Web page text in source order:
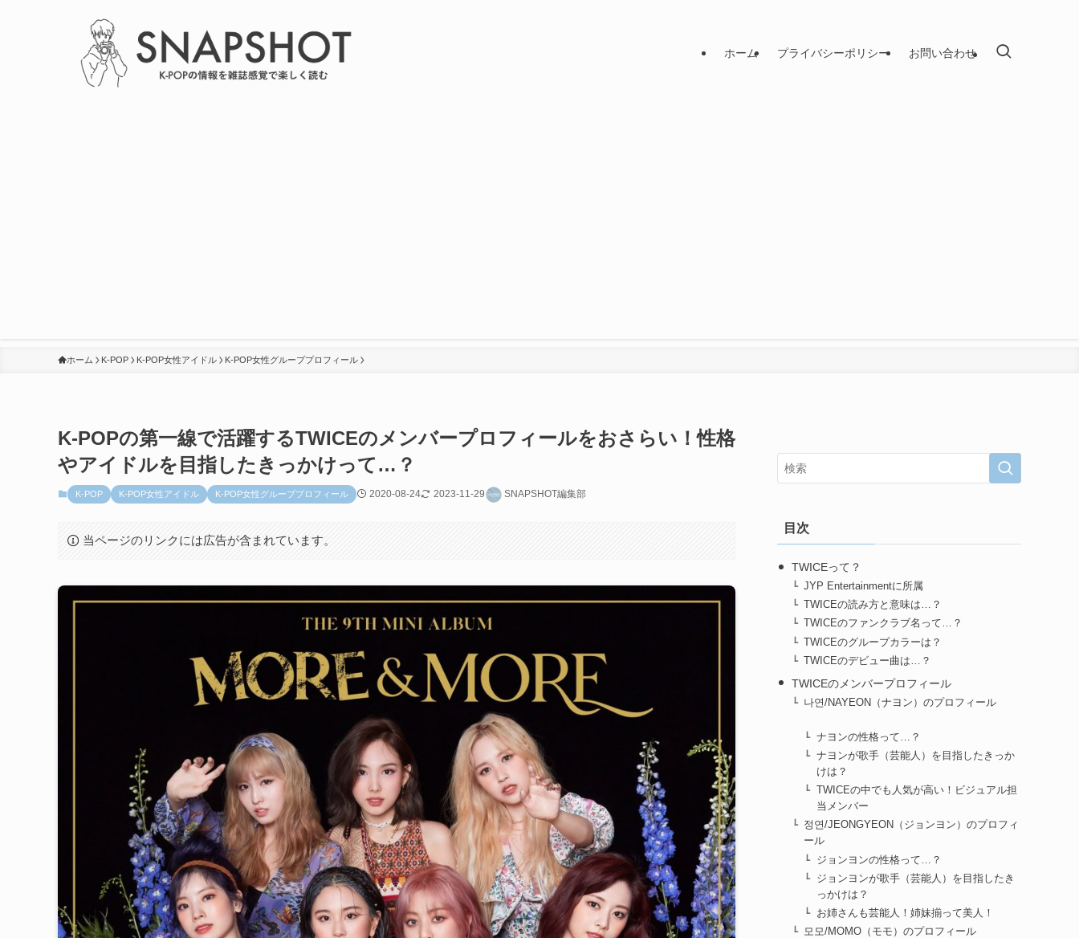
ホーム プライバシーポリシー お問い合わせ
ホーム K-POP K-POP女性アイドル K-POP女性グループプロフィール
K-POPの第一線で活躍するTWICEのメンバープロフィールをおさらい！性格
やアイドルを目指したきっかけって…？
K-POP K-POP女性アイドル K-POP女性グループプロフィール 2020-08-24 2023-11-29 SNAPSHOT編集部
当ページのリンクには広告が含まれています。
目次
TWICEって？
JYP Entertainmentに所属
TWICEの読み方と意味は…？
TWICEのファンクラブ名って…？
TWICEのグループカラーは？
TWICEのデビュー曲は…？
TWICEのメンバープロフィール
나연/NAYEON（ナヨン）のプロフィール
ナヨンの性格って…？
ナヨンが歌手（芸能人）を目指したきっか
けは？
TWICEの中でも人気が高い！ビジュアル担
当メンバー
정연/JEONGYEON（ジョンヨン）のプロフィ
ール
ジョンヨンの性格って…？
ジョンヨンが歌手（芸能人）を目指したき
っかけは？
お姉さんも芸能人！姉妹揃って美人！
모모/MOMO（モモ）のプロフィール